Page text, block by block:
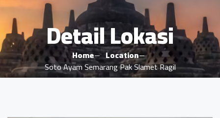
Detail Lokasi
Home
Location
Soto Ayam Semarang Pak Slamet Ragil